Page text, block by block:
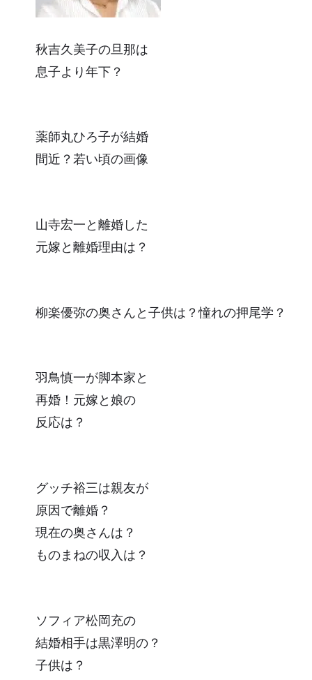
秋吉久美子の旦那は
息子より年下？
薬師丸ひろ子が結婚
間近？若い頃の画像
山寺宏一と離婚した
元嫁と離婚理由は？
柳楽優弥の奥さんと子供は？憧れの押尾学？
羽鳥慎一が脚本家と
再婚！元嫁と娘の
反応は？
グッチ裕三は親友が
原因で離婚？
現在の奥さんは？
ものまねの収入は？
ソフィア松岡充の
結婚相手は黒澤明の？
子供は？